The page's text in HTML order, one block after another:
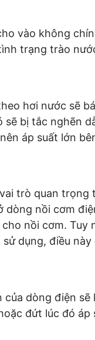
vào không
trạng trào
hơi nước sẽ
bị tắc nghẽn
áp suất lớn
trò quan
dòng nồi cơm
nồi cơm. Tuy
dụng, điều
của dòng điện
đứt lúc đó